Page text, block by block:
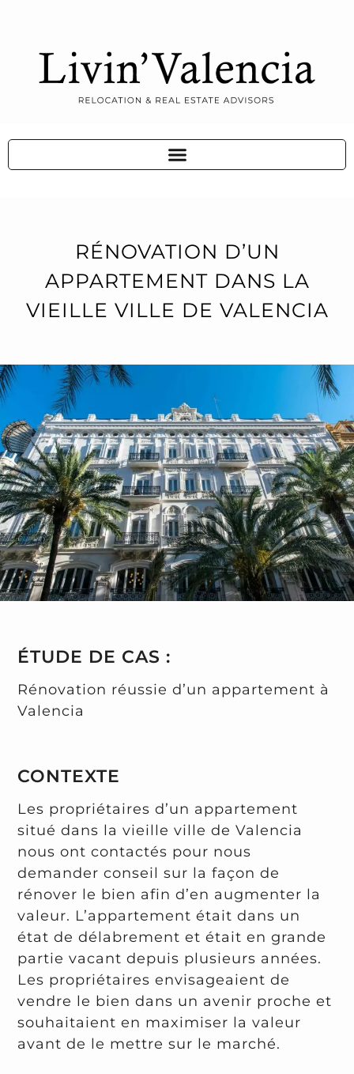
RÉNOVATION D’UN
APPARTEMENT DANS LA
VIEILLE VILLE DE VALENCIA
ÉTUDE DE CAS :
Rénovation réussie d’un appartement à
Valencia
CONTEXTE
Les propriétaires d’un appartement
situé dans la vieille ville de Valencia
nous ont contactés pour nous
demander conseil sur la façon de
rénover le bien afin d’en augmenter la
valeur. L’appartement était dans un
état de délabrement et était en grande
partie vacant depuis plusieurs années.
Les propriétaires envisageaient de
vendre le bien dans un avenir proche et
souhaitaient en maximiser la valeur
avant de le mettre sur le marché.